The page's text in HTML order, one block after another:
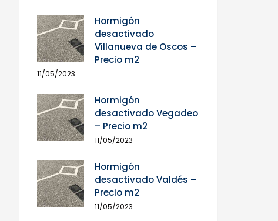
Hormigón
desactivado
Villanueva de Oscos –
Precio m2
11/05/2023
Hormigón
desactivado Vegadeo
– Precio m2
11/05/2023
Hormigón
desactivado Valdés –
Precio m2
11/05/2023